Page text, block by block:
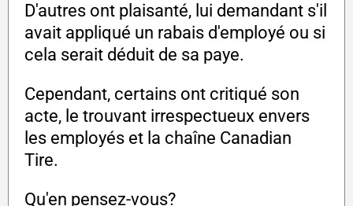
D'autres ont plaisanté, lui demandant s'il
avait appliqué un rabais d'employé ou si
cela serait déduit de sa paye.
Cependant, certains ont critiqué son
acte, le trouvant irrespectueux envers
les employés et la chaîne Canadian
Tire.
Qu'en pensez-vous?